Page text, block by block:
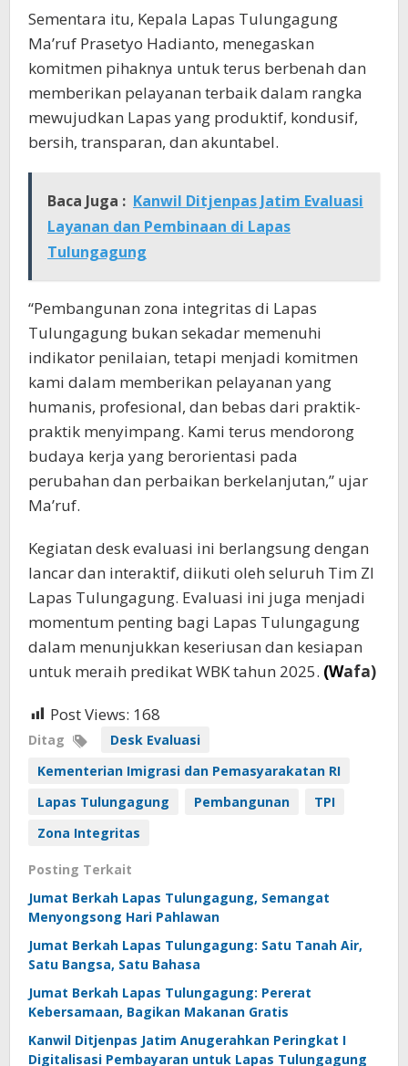
Sementara itu, Kepala Lapas Tulungagung
Ma’ruf Prasetyo Hadianto, menegaskan
komitmen pihaknya untuk terus berbenah dan
memberikan pelayanan terbaik dalam rangka
mewujudkan Lapas yang produktif, kondusif,
bersih, transparan, dan akuntabel.
Baca Juga : Kanwil Ditjenpas Jatim Evaluasi
Layanan dan Pembinaan di Lapas
Tulungagung
“Pembangunan zona integritas di Lapas
Tulungagung bukan sekadar memenuhi
indikator penilaian, tetapi menjadi komitmen
kami dalam memberikan pelayanan yang
humanis, profesional, dan bebas dari praktik-
praktik menyimpang. Kami terus mendorong
budaya kerja yang berorientasi pada
perubahan dan perbaikan berkelanjutan,” ujar
Ma’ruf.
Kegiatan desk evaluasi ini berlangsung dengan
lancar dan interaktif, diikuti oleh seluruh Tim ZI
Lapas Tulungagung. Evaluasi ini juga menjadi
momentum penting bagi Lapas Tulungagung
dalam menunjukkan keseriusan dan kesiapan
untuk meraih predikat WBK tahun 2025. (Wafa)
Post Views: 168
Ditag
Desk Evaluasi
Kementerian Imigrasi dan Pemasyarakatan RI
Lapas Tulungagung
Pembangunan
TPI
Zona Integritas
Posting Terkait
Jumat Berkah Lapas Tulungagung, Semangat
Menyongsong Hari Pahlawan
Jumat Berkah Lapas Tulungagung: Satu Tanah Air,
Satu Bangsa, Satu Bahasa
Jumat Berkah Lapas Tulungagung: Pererat
Kebersamaan, Bagikan Makanan Gratis
Kanwil Ditjenpas Jatim Anugerahkan Peringkat I
Digitalisasi Pembayaran untuk Lapas Tulungagung